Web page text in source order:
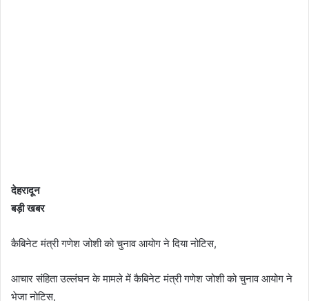
देहरादून
बड़ी खबर
कैबिनेट मंत्री गणेश जोशी को चुनाव आयोग ने दिया नोटिस,
आचार संहिता उल्लंघन के मामले में कैबिनेट मंत्री गणेश जोशी को चुनाव आयोग ने
भेजा नोटिस,